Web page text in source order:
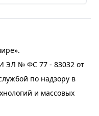
ЭЛ № ФС 77 - 83032 от
по надзору в
и массовых